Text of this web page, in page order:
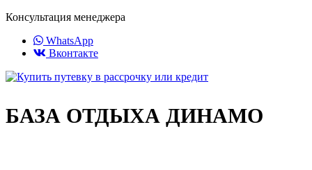
Консультация менеджера
WhatsApp
Вконтакте
БАЗА ОТДЫХА ДИНАМО